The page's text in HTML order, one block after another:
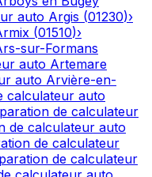
auto Argis (01230)›
(01510)›
sur-Formans
auto Artemare
auto Arvière-en-
calculateur auto
de calculateur
de calculateur auto
de calculateur
de calculateur